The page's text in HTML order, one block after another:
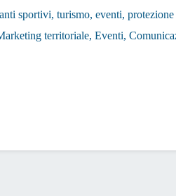
sportivi, turismo, eventi,
territoriale, Eventi,